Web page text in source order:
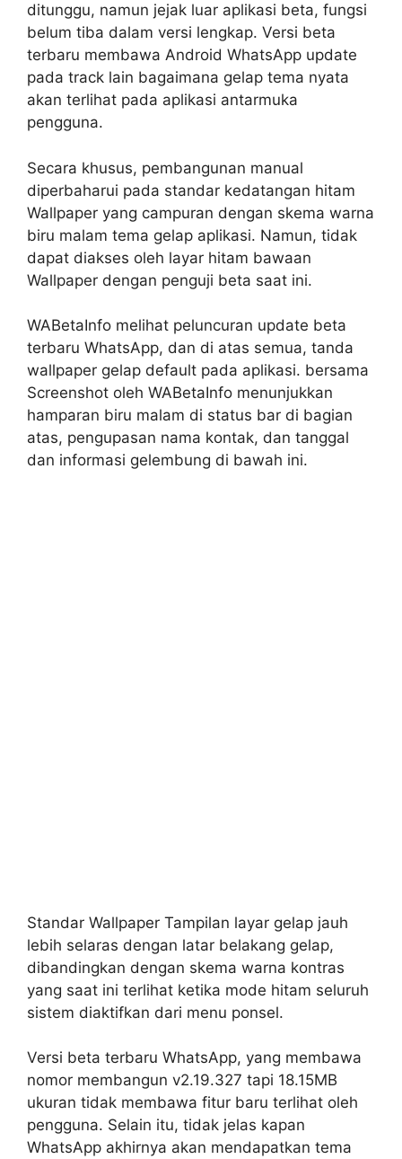
ditunggu, namun jejak luar aplikasi beta, fungsi
belum tiba dalam versi lengkap. Versi beta
terbaru membawa Android WhatsApp update
pada track lain bagaimana gelap tema nyata
akan terlihat pada aplikasi antarmuka
pengguna.
Secara khusus, pembangunan manual
diperbaharui pada standar kedatangan hitam
Wallpaper yang campuran dengan skema warna
biru malam tema gelap aplikasi. Namun, tidak
dapat diakses oleh layar hitam bawaan
Wallpaper dengan penguji beta saat ini.
WABetaInfo melihat peluncuran update beta
terbaru WhatsApp, dan di atas semua, tanda
wallpaper gelap default pada aplikasi. bersama
Screenshot oleh WABetaInfo menunjukkan
hamparan biru malam di status bar di bagian
atas, pengupasan nama kontak, dan tanggal
dan informasi gelembung di bawah ini.
Standar Wallpaper Tampilan layar gelap jauh
lebih selaras dengan latar belakang gelap,
dibandingkan dengan skema warna kontras
yang saat ini terlihat ketika mode hitam seluruh
sistem diaktifkan dari menu ponsel.
Versi beta terbaru WhatsApp, yang membawa
nomor membangun v2.19.327 tapi 18.15MB
ukuran tidak membawa fitur baru terlihat oleh
pengguna. Selain itu, tidak jelas kapan
WhatsApp akhirnya akan mendapatkan tema